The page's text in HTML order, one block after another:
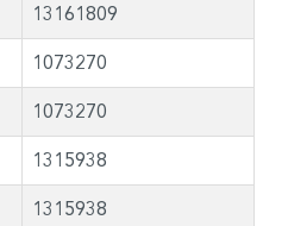
13161809
1073270
1073270
1315938
1315938